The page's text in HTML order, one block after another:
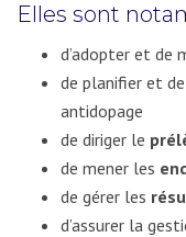
Elles sont
d’adopter et de
de planifier et
antidopage
de diriger le
de mener les
de gérer les
d’assurer la